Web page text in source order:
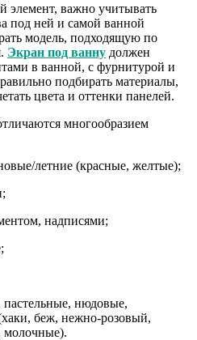
элемент, важно учитывать
под ней и самой ванной
модель, подходящую по
Экран под ванну должен
в ванной, с фурнитурой и
подбирать материалы,
цвета и оттенки панелей.
многообразием
летние (красные, желтые);
надписями;
пастельные, нюдовые,
беж, нежно-розовый,
молочные).